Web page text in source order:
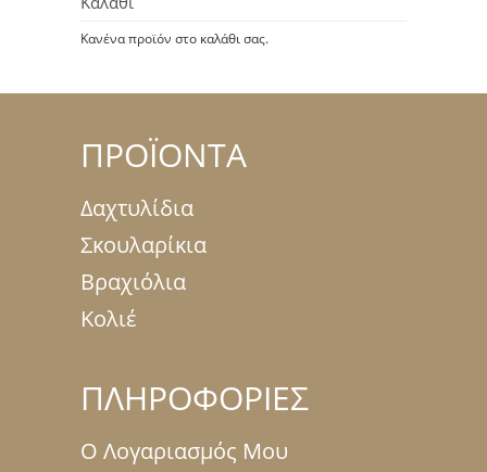
Κανένα προϊόν στο καλάθι σας.
ΠΡΟΪΟΝΤΑ
Δαχτυλίδια
Σκουλαρίκια
Βραχιόλια
Κολιέ
ΠΛΗΡΟΦΟΡΙΕΣ
Ο Λογαριασμός Μου